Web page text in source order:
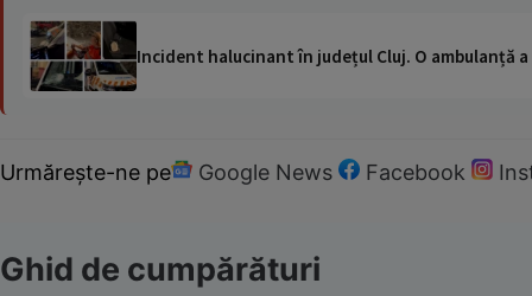
Incident halucinant în județul Cluj. O ambulanță
Urmărește-ne pe Google News Facebook
Ghid de cumpărături